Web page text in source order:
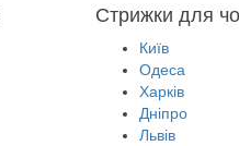
Стрижки для
Київ
Одеса
Харків
Дніпро
Львів